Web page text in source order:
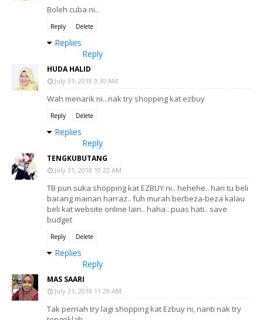
Boleh cuba ni..
Reply Delete
Replies
Reply
HUDA HALID
July 31, 2018 9:30 AM
Wah menarik ni...nak try shopping kat ezbuy
Reply Delete
Replies
Reply
TENGKUBUTANG
July 31, 2018 10:22 AM
TB pun suka shopping kat EZBUY ni.. hehehe.. hari tu beli
barang mainan harraz.. fuh murah berbeza-beza kalau
beli kat website online lain.. haha.. puas hati.. save
budget
Reply Delete
Replies
Reply
MAS SAARI
July 31, 2018 11:29 AM
Tak pernah try lagi shopping kat Ezbuy ni, nanti nak try